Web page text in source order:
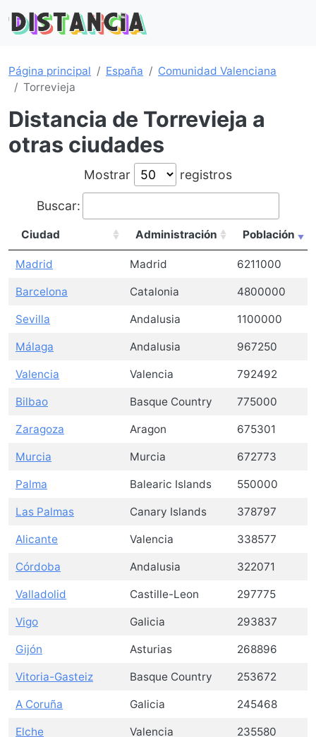
Página principal España
Comunidad Valenciana
Torrevieja
Distancia de Torrevieja a
otras ciudades
Mostrar registros
Buscar:
Ciudad Administración Población
Madrid Madrid 6211000
Barcelona Catalonia 4800000
Sevilla Andalusia 1100000
Málaga Andalusia 967250
Valencia Valencia 792492
Bilbao Basque Country 775000
Zaragoza Aragon 675301
Murcia Murcia 672773
Palma Balearic Islands 550000
Las Palmas Canary Islands 378797
Alicante Valencia 338577
Córdoba Andalusia 322071
Valladolid Castille-Leon 297775
Vigo Galicia 293837
Gijón Asturias 268896
Vitoria-Gasteiz Basque Country 253672
A Coruña Galicia 245468
Elche Valencia 235580